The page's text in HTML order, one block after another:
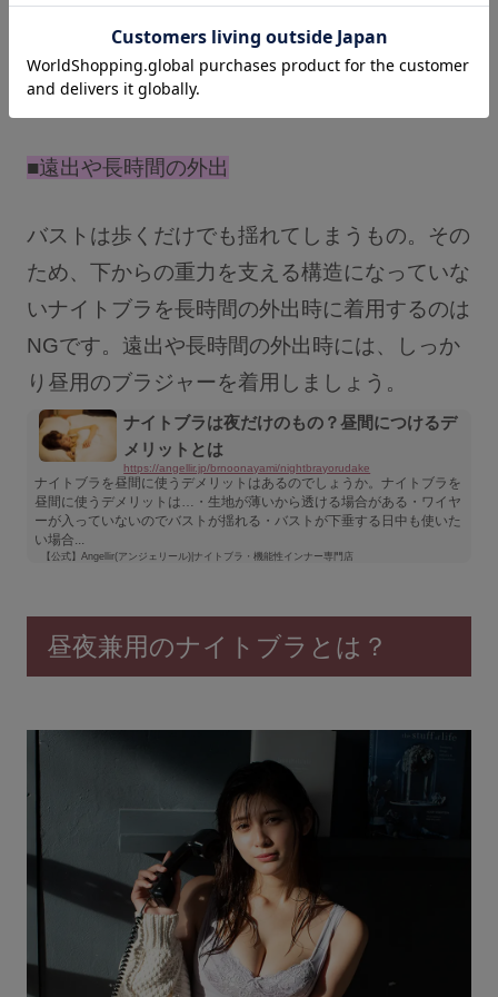
てしまい、さらに体調を悪化させてしまう可能
性もあります。したがって、無理してまで着け
る必要はありません。
■遠出や長時間の外出
バストは歩くだけでも揺れてしまうもの。その
ため、下からの重力を支える構造になっていな
いナイトブラを長時間の外出時に着用するのは
NGです。遠出や長時間の外出時には、しっか
り昼用のブラジャーを着用しましょう。
ナイトブラは夜だけのもの？昼間につけるデ
メリットとは
https://angellir.jp/brnoonayami/nightbrayorudake
ナイトブラを昼間に使うデメリットはあるのでしょうか。ナイトブラを
昼間に使うデメリットは…・生地が薄いから透ける場合がある・ワイヤ
ーが入っていないのでバストが揺れる・バストが下垂する日中も使いた
い場合...
【公式】Angellir(アンジェリール)|ナイトブラ・機能性インナー専門店
昼夜兼用のナイトブラとは？